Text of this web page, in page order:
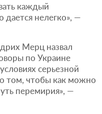
каждый
нелегко», —
Мерц назвал
по Украине
серьезной
том, чтобы как можно
перемирия», —